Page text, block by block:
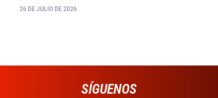
26 DE JULIO DE 2026
SÍGUENOS